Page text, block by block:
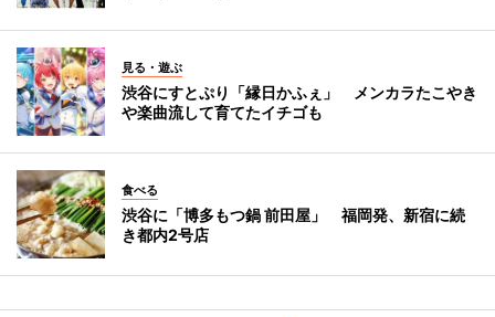
見る・遊ぶ
渋谷にすとぷり「縁日かふぇ」 メンカラたこやき
や楽曲流して育てたイチゴも
食べる
渋谷に「博多もつ鍋 前田屋」 福岡発、新宿に続
き都内2号店